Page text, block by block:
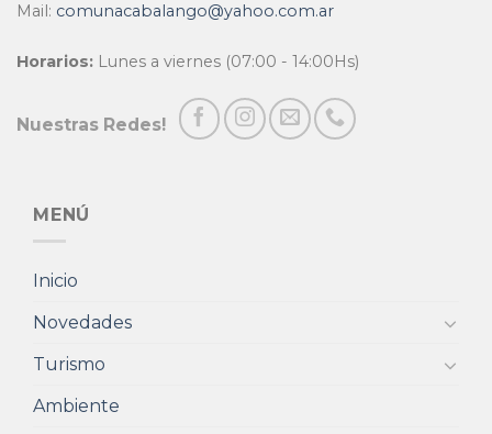
Mail: comunacabalango@yahoo.com.ar
Horarios: Lunes a viernes (07:00 - 14:00Hs)
Nuestras Redes!
MENÚ
Inicio
Novedades
Turismo
Ambiente